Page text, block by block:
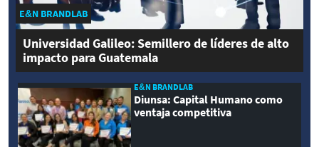
E&N BRANDLAB
Universidad Galileo: Semillero de líderes de alto
impacto para Guatemala
E&N BRANDLAB
Diunsa: Capital Humano como
ventaja competitiva